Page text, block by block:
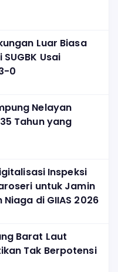
Luar Biasa
Usai
0
Nelayan
Tahun yang
Inspeksi
untuk Jamin
di GIIAS 2026
Barat Laut
Tak Berpotensi